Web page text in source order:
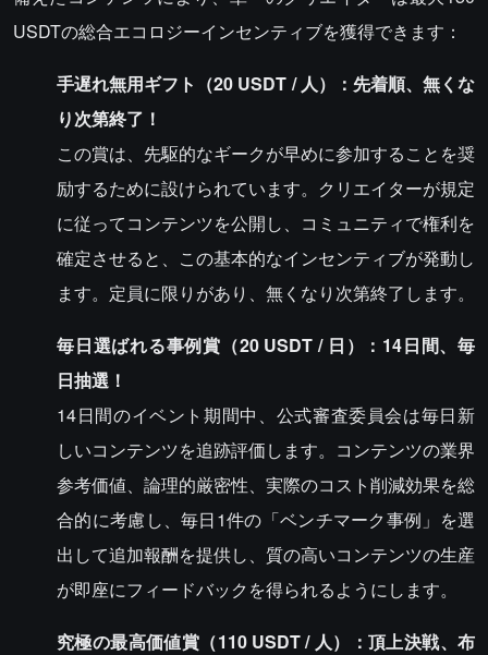
USDTの総合エコロジーインセンティブを獲得できます：
手遅れ無用ギフト（20 USDT / 人）：先着順、無くな
り次第終了！
この賞は、先駆的なギークが早めに参加することを奨
励するために設けられています。クリエイターが規定
に従ってコンテンツを公開し、コミュニティで権利を
確定させると、この基本的なインセンティブが発動し
ます。定員に限りがあり、無くなり次第終了します。
毎日選ばれる事例賞（20 USDT / 日）：14日間、毎
日抽選！
14日間のイベント期間中、公式審査委員会は毎日新
しいコンテンツを追跡評価します。コンテンツの業界
参考価値、論理的厳密性、実際のコスト削減効果を総
合的に考慮し、毎日1件の「ベンチマーク事例」を選
出して追加報酬を提供し、質の高いコンテンツの生産
が即座にフィードバックを得られるようにします。
究極の最高価値賞（110 USDT / 人）：頂上決戦、布